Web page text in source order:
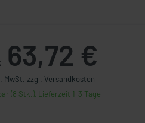
63,72 €
MwSt. zzgl. Versandkosten
(8 Stk.), Lieferzeit 1-3 Tage